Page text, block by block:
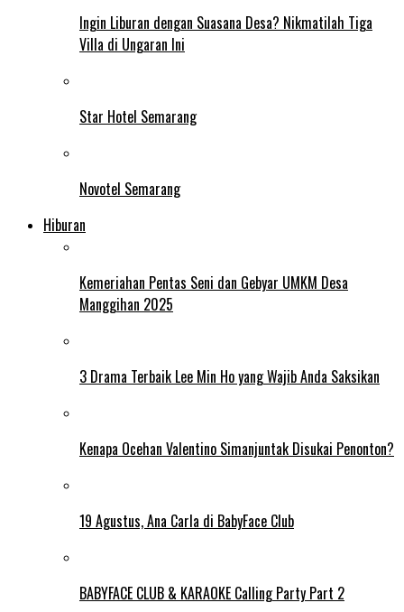
Ingin Liburan dengan Suasana Desa? Nikmatilah Tiga
Villa di Ungaran Ini
Star Hotel Semarang
Novotel Semarang
Hiburan
Kemeriahan Pentas Seni dan Gebyar UMKM Desa
Manggihan 2025
3 Drama Terbaik Lee Min Ho yang Wajib Anda Saksikan
Kenapa Ocehan Valentino Simanjuntak Disukai Penonton?
19 Agustus, Ana Carla di BabyFace Club
BABYFACE CLUB & KARAOKE Calling Party Part 2